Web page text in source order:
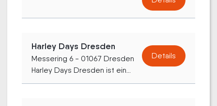
Harley Days Dresden
Messering 6 - 01067 Dresden
Harley Days Dresden ist ein...
Details